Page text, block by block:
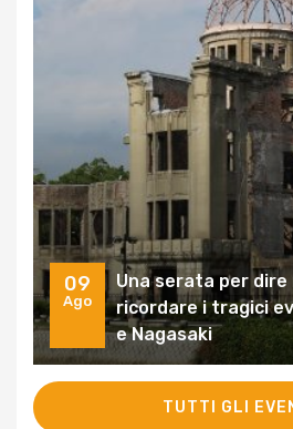
09
Ago
Una serata per dire
ricordare i tragici
e Nagasaki
TUTTI GLI